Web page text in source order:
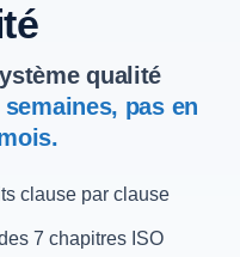
qualité
pas en
clause par clause
7 chapitres ISO